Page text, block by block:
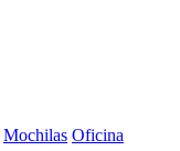
Mochilas Oficina